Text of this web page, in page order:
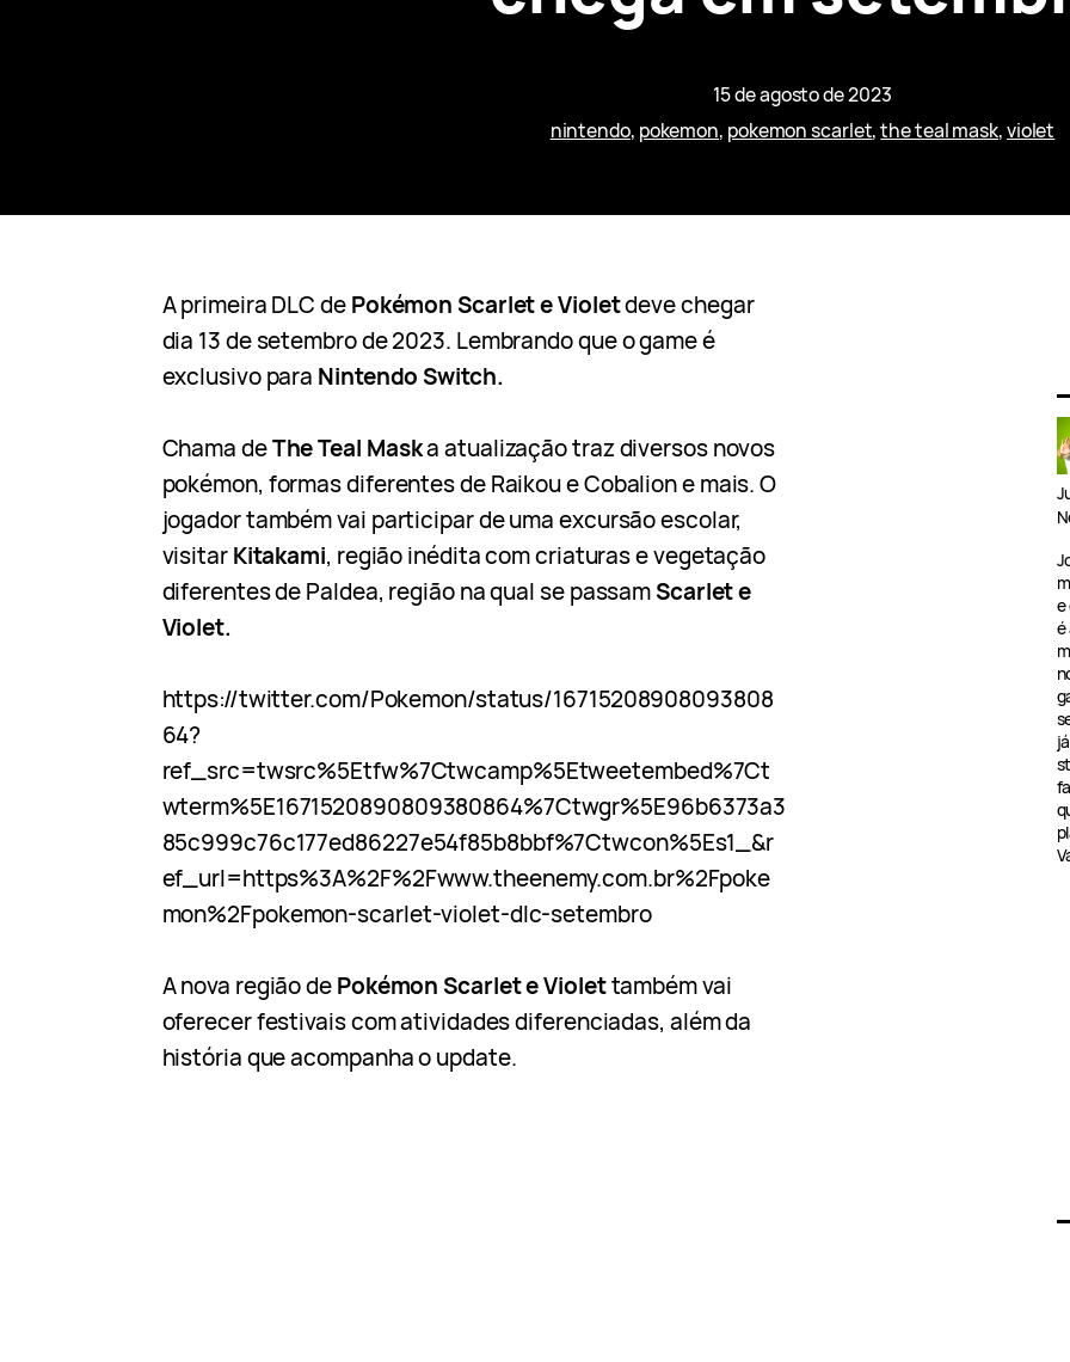
15 de agosto de 2023
nintendo, pokemon, pokemon scarlet, the teal mask, violet
A primeira DLC dePokémon Scarlet e Violetdeve chegar
dia 13 de setembro de 2023. Lembrando que o game é
exclusivo para Nintendo Switch.
Chama deThe Teal Maska atualização traz diversos novos
pokémon, formas diferentes de Raikou e Cobalion e mais. O
jogador também vai participar de uma excursão escolar,
visitarKitakami, região inédita com criaturas e vegetação
diferentes de Paldea, região na qual se passamScarlet e
Violet.
https://twitter.com/Pokemon/status/16715208908093808
64?
ref_src=twsrc%5Etfw%7Ctwcamp%5Etweetembed%7Ct
wterm%5E1671520890809380864%7Ctwgr%5E96b6373a3
85c999c76c177ed86227e54f85b8bbf%7Ctwcon%5Es1_&r
ef_url=https%3A%2F%2Fwww.theenemy.com.br%2Fpoke
mon%2Fpokemon-scarlet-violet-dlc-setembro
A nova região dePokémon Scarlet e Violettambém vai
oferecer festivais com atividades diferenciadas, além da
história que acompanha o update.
e
é